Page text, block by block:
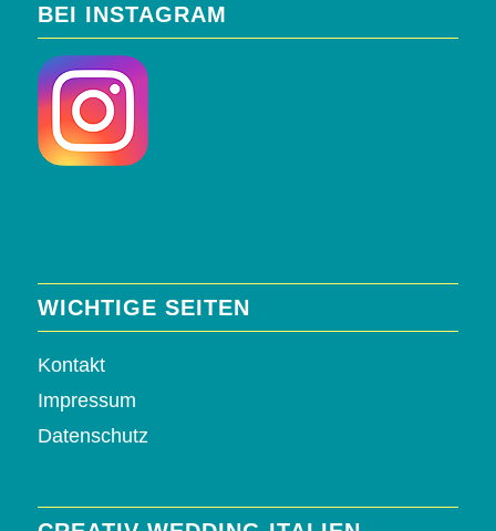
BEI INSTAGRAM
WICHTIGE SEITEN
Kontakt
Impressum
Datenschutz